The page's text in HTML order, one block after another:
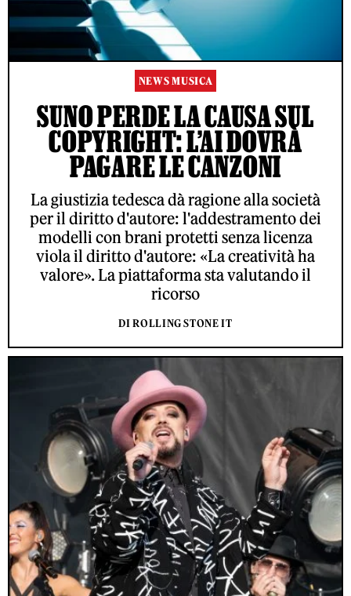
NEWS MUSICA
SUNO PERDE LA CAUSA SUL
COPYRIGHT: L’AI DOVRÀ
PAGARE LE CANZONI
La giustizia tedesca dà ragione alla società
per il diritto d'autore: l'addestramento dei
modelli con brani protetti senza licenza
viola il diritto d'autore: «La creatività ha
valore». La piattaforma sta valutando il
ricorso
DI ROLLING STONE IT